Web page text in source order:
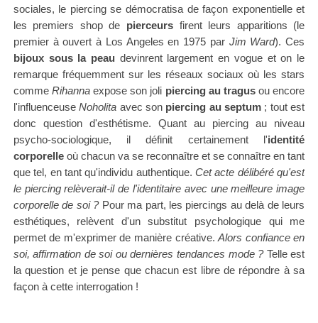
sociales, le piercing se démocratisa de façon exponentielle et
les premiers shop de pierceurs firent leurs apparitions (le
premier à ouvert à Los Angeles en 1975 par Jim Ward). Ces
bijoux sous la peau devinrent largement en vogue et on le
remarque fréquemment sur les réseaux sociaux où les stars
commeRihanna expose son joli piercing au tragusou encore
l'influenceuseNoholita avec son piercing au septum ; tout est
donc question d'esthétisme. Quant au piercing au niveau
psycho-sociologique, il définit certainement l'identité
corporelleoù chacun va se reconnaître et se connaître en tant
que tel, en tant qu'individu authentique.Cet acte délibéré qu'est
le piercing relèverait-il de l'identitaire avec une meilleure image
corporelle de soi ? Pour ma part, les piercings au delà de leurs
esthétiques, relèvent d'un substitut psychologique qui me
permet de m'exprimer de manière créative.Alors confiance en
soi, affirmation de soi ou dernières tendances mode ?Telle est
la question et je pense que chacun est libre de répondre à sa
façon à cette interrogation !